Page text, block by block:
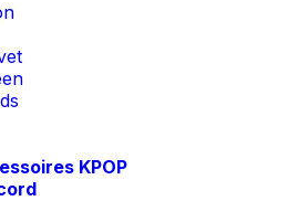
KPOP